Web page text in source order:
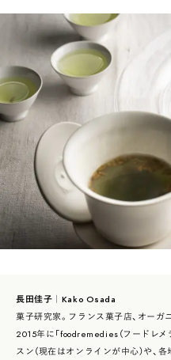
長田佳子｜Kako Osada
菓子研究家。フランス菓子店、オーガ
2015年に「foodremedies（フードレメ
スン（現在はオンラインが中心）や、